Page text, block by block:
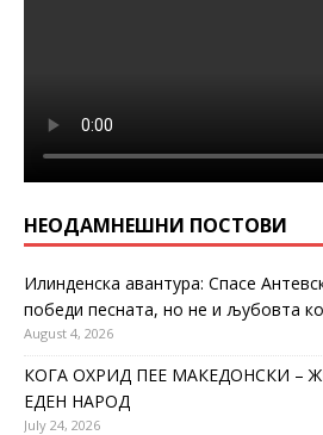
НЕОДАМНЕШНИ ПОСТОВИ
Илинденска авантура: Спасе
победи песната, но не и љубовта
August 4, 2026
КОГА ОХРИД ПЕЕ МАКЕДОНСКИ –
ЕДЕН НАРОД
July 24, 2026